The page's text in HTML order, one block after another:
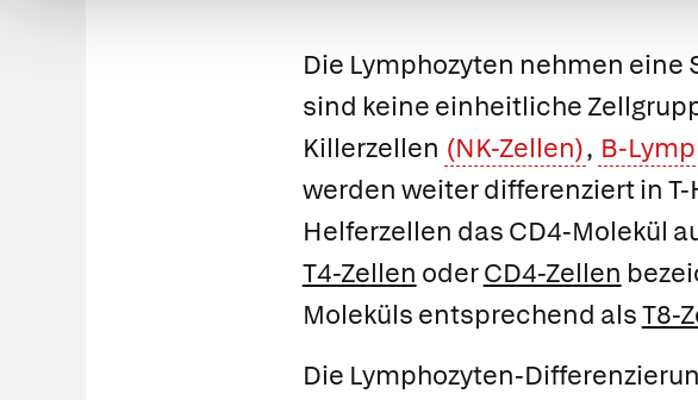
Die Lymphozyten nehmen
sind keine einheitliche
Killerzellen (NK-Zellen), B-
werden weiter differenziert in
Helferzellen das CD4-Molekül
T4-Zellen oderCD4-Zellen
Moleküls entsprechend alsT8-
Die Lymphozyten-